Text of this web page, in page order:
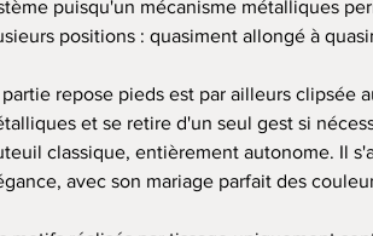
puisqu'un mécanisme métalliques
positions : quasiment allongé à
partie repose pieds est par ailleurs clipsée
et se retire d'un seul gest si
classique, entièrement autonome. Il
avec son mariage parfait des